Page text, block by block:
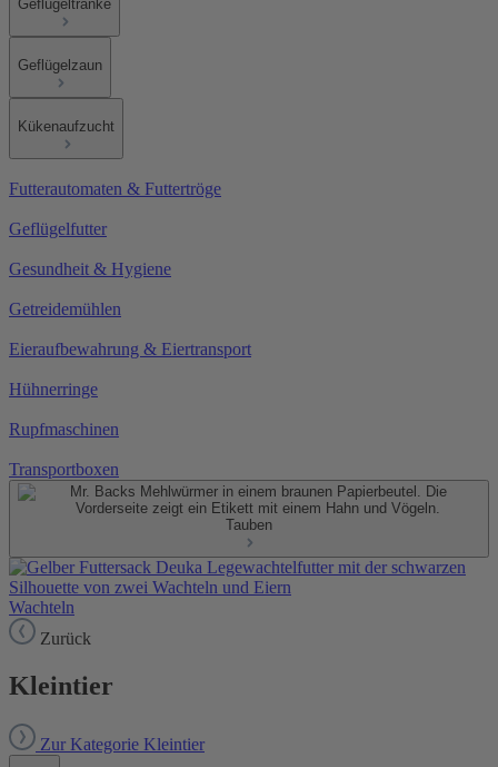
Geflügeltränke
Geflügelzaun
Kükenaufzucht
Futterautomaten & Futtertröge
Geflügelfutter
Gesundheit & Hygiene
Getreidemühlen
Eieraufbewahrung & Eiertransport
Hühnerringe
Rupfmaschinen
Transportboxen
Tauben
Wachteln
Zurück
Kleintier
Zur Kategorie Kleintier